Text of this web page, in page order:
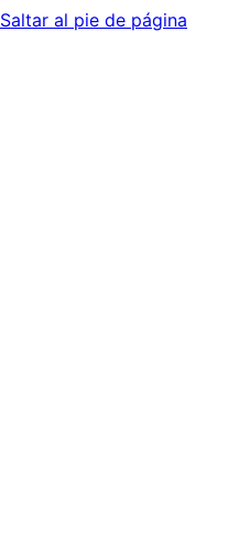
Saltar al pie de página